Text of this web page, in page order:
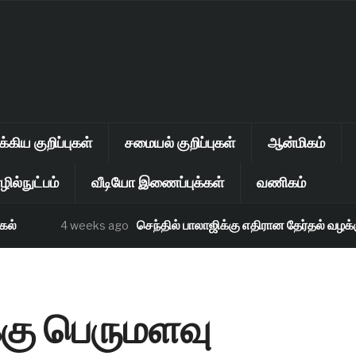
குறிப்புகள் சமையல் குறிப்புகள் ஆன்மிகம்
வீடியோ இணைப்புக்கள் வணிகம்
4 weeks ago செந்தில் பாலாஜிக்கு எதிரான தேர்தல் வழக்கு
பெருமளவு